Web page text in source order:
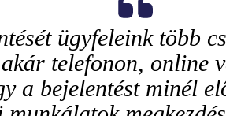
ügyfeleink több
telefonon, online
a bejelentést minél